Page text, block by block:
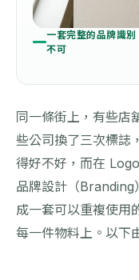
一套完整的品牌識
不可
同一條街上，有些店
些公司換了三次標誌
得好不好，而在
品牌設計（Branding
成一套可以重複使用
每一件物料上。以下